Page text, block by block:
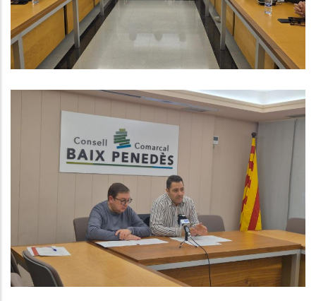
El Consell Comarcal Inicia Per
Tercer Any El Programa ORIENTA
Amb L’objectiu D’atendre 90
Persones A L’atur Del Baix
Penedès
Ocupació